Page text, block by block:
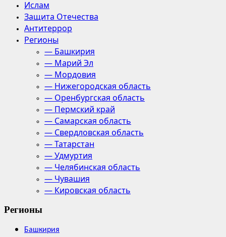
Ислам
Защита Отечества
Антитеррор
Регионы
— Башкирия
— Марий Эл
— Мордовия
— Нижегородская область
— Оренбургская область
— Пермский край
— Самарская область
— Свердловская область
— Татарстан
— Удмуртия
— Челябинская область
— Чувашия
— Кировская область
Регионы
Башкирия